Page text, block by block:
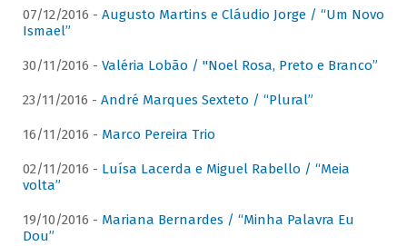
07/12/2016 - Augusto Martins e Cláudio Jorge / “Um Novo
Ismael”
30/11/2016 - Valéria Lobão / "Noel Rosa, Preto e Branco”
23/11/2016 - André Marques Sexteto / “Plural”
16/11/2016 - Marco Pereira Trio
02/11/2016 - Luísa Lacerda e Miguel Rabello / “Meia
volta”
19/10/2016 - Mariana Bernardes / “Minha Palavra Eu
Dou”